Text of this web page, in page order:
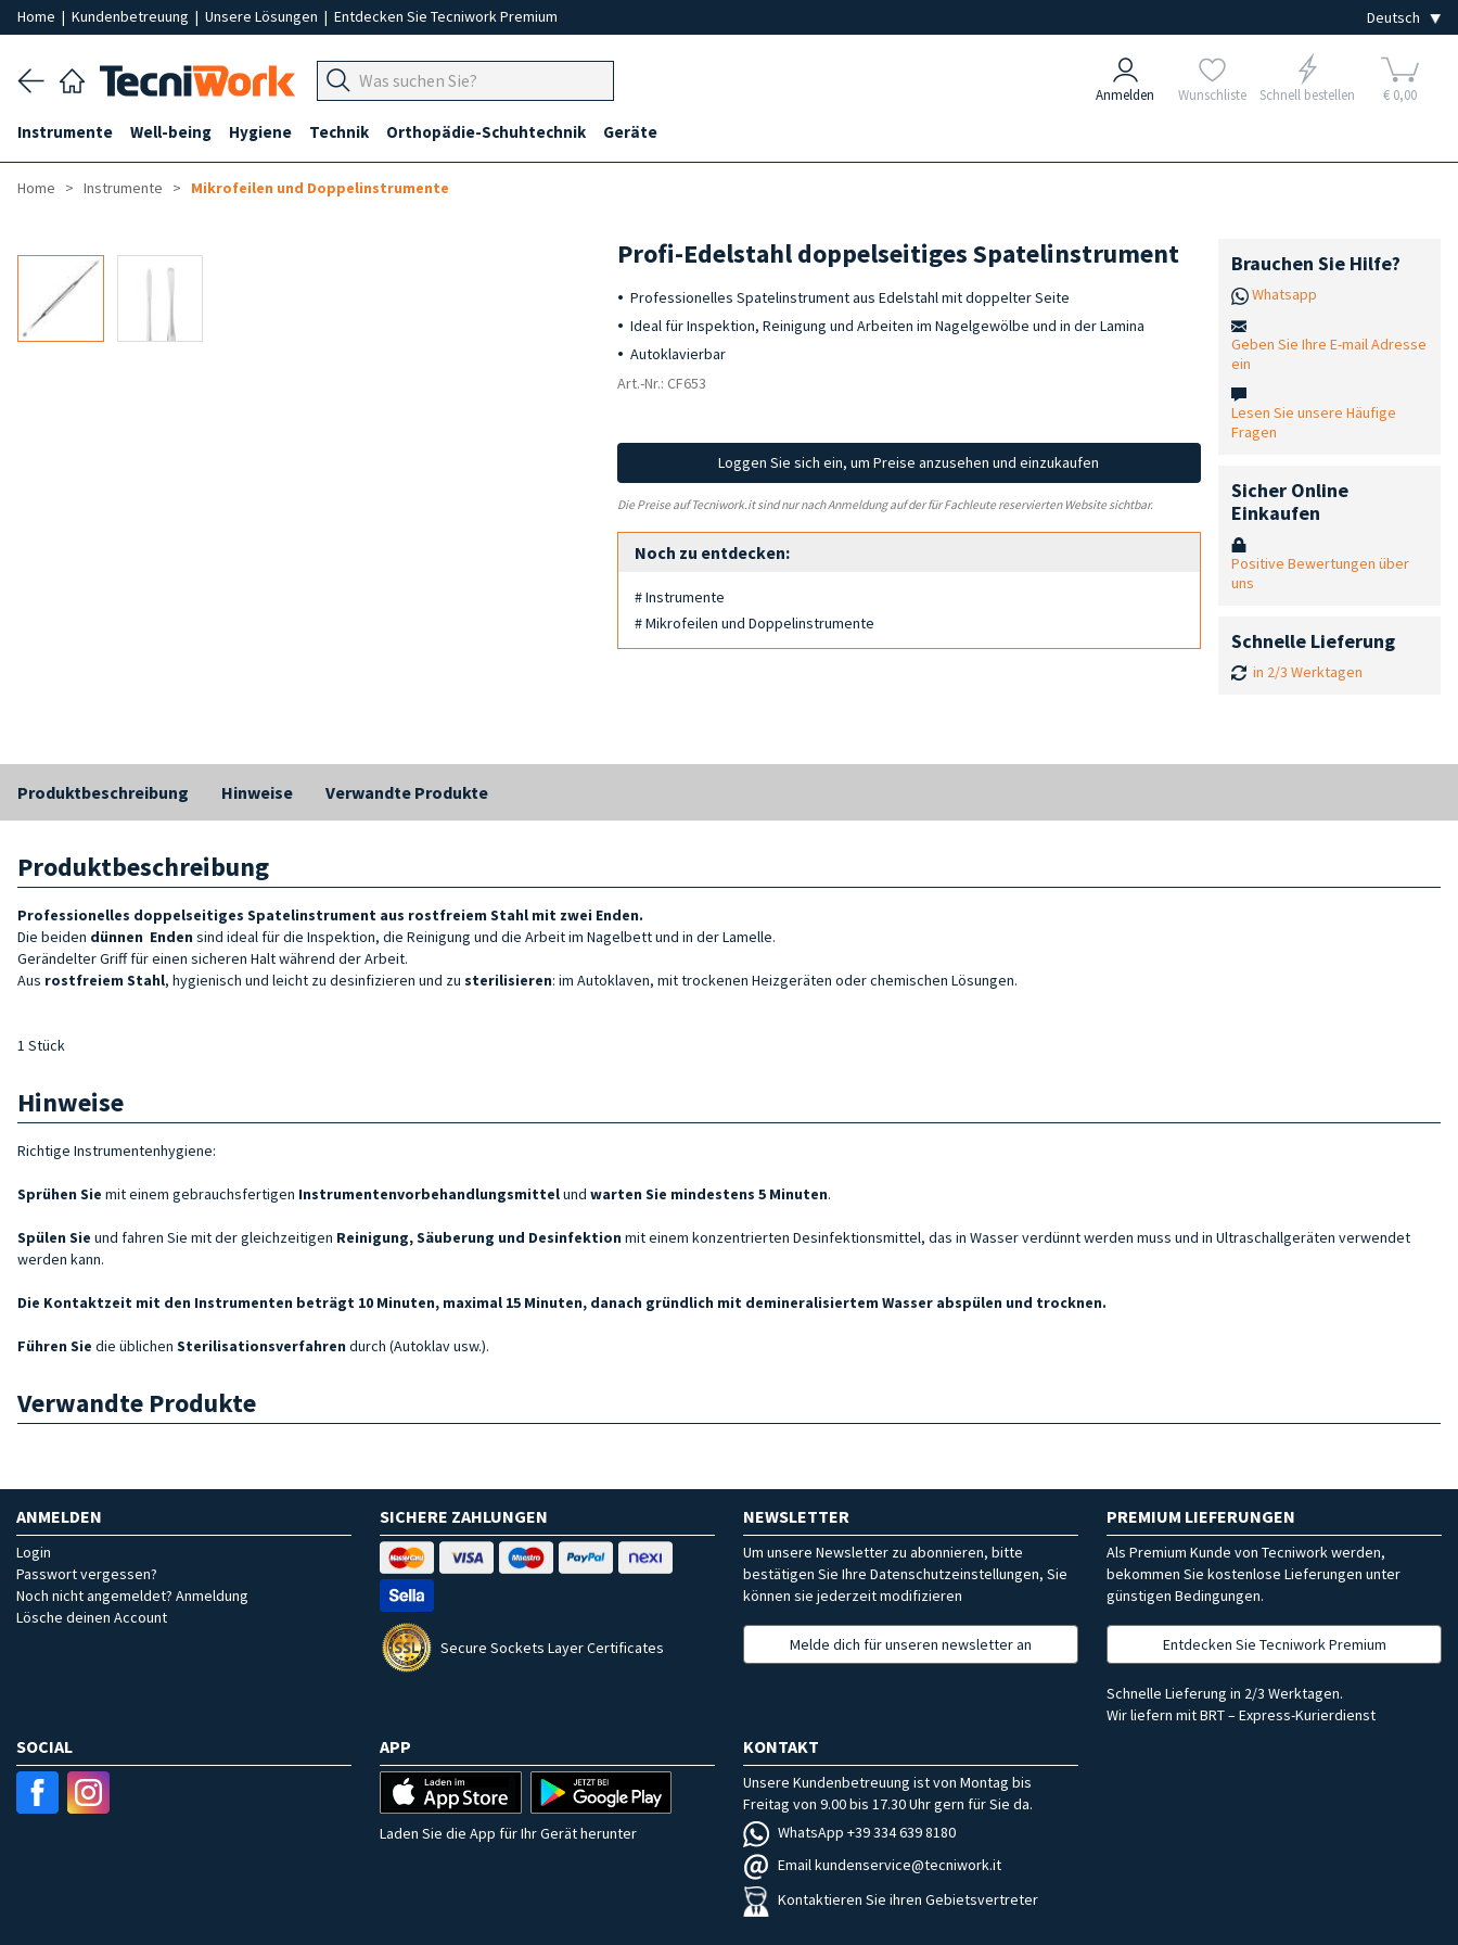
Home | Kundenbetreuung | Unsere Lösungen | Entdecken Sie Tecniwork Premium
Anmelden Wunschliste Schnell bestellen € 0,00
Instrumente Well-being Hygiene Technik Orthopädie-Schuhtechnik Geräte
Home Instrumente Mikrofeilen und Doppelinstrumente
Profi-Edelstahl doppelseitiges Spatelinstrument
Professionelles Spatelinstrument aus Edelstahl mit doppelter Seite
Ideal für Inspektion, Reinigung und Arbeiten im Nagelgewölbe und in der Lamina
Autoklavierbar
Art.-Nr.: CF653
Loggen Sie sich ein, um Preise anzusehen und einzukaufen
Die Preise auf Tecniwork.it sind nur nach Anmeldung auf der für Fachleute reservierten Website sichtbar.
Noch zu entdecken:
# Instrumente
# Mikrofeilen und Doppelinstrumente
Brauchen Sie Hilfe?
Whatsapp
Geben Sie Ihre E-mail Adresse
ein
Lesen Sie unsere Häufige
Fragen
Sicher Online
Einkaufen
Positive Bewertungen über
uns
Schnelle Lieferung
in 2/3 Werktagen
Produktbeschreibung Hinweise Verwandte Produkte
Produktbeschreibung
Professionelles doppelseitiges Spatelinstrument aus rostfreiem Stahl mit zwei Enden.
Die beiden dünnen Enden sind ideal für die Inspektion, die Reinigung und die Arbeit im Nagelbett und in der Lamelle.
Gerändelter Griff für einen sicheren Halt während der Arbeit.
Aus rostfreiem Stahl, hygienisch und leicht zu desinfizieren und zu sterilisieren: im Autoklaven, mit trockenen Heizgeräten oder chemischen Lösungen.
1 Stück
Hinweise
Richtige Instrumentenhygiene:
Sprühen Sie mit einem gebrauchsfertigen Instrumentenvorbehandlungsmittelund warten Sie mindestens 5 Minuten.
Spülen Sie und fahren Sie mit der gleichzeitigen Reinigung, Säuberung und Desinfektion mit einem konzentrierten Desinfektionsmittel, das in Wasser verdünnt werden muss und in Ultraschallgeräten verwendet
werden kann.
Die Kontaktzeit mit den Instrumenten beträgt 10 Minuten, maximal 15 Minuten, danach gründlich mit demineralisiertem Wasser abspülen und trocknen.
Führen Sie die üblichen Sterilisationsverfahren durch (Autoklav usw.).
Verwandte Produkte
ANMELDEN
Login
Passwort vergessen?
Noch nicht angemeldet? Anmeldung
Lösche deinen Account
SICHERE ZAHLUNGEN
Secure Sockets Layer Certificates
NEWSLETTER
Um unsere Newsletter zu abonnieren, bitte
bestätigen Sie Ihre Datenschutzeinstellungen, Sie
können sie jederzeit modifizieren
Melde dich für unseren newsletter an
PREMIUM LIEFERUNGEN
Als Premium Kunde von Tecniwork werden,
bekommen Sie kostenlose Lieferungen unter
günstigen Bedingungen.
Entdecken Sie Tecniwork Premium
Schnelle Lieferung in 2/3 Werktagen.
Wir liefern mit BRT – Express-Kurierdienst
SOCIAL APP
Laden Sie die App für Ihr Gerät herunter
KONTAKT
Unsere Kundenbetreuung ist von Montag bis
Freitag von 9.00 bis 17.30 Uhr gern für Sie da.
WhatsApp +39 334 639 8180
Email kundenservice@tecniwork.it
Kontaktieren Sie ihren Gebietsvertreter